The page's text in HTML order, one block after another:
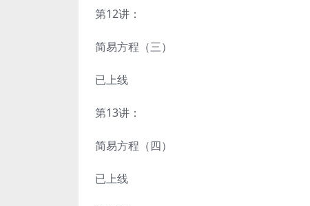
第12讲：
简易方程（三）
已上线
第13讲：
简易方程（四）
已上线